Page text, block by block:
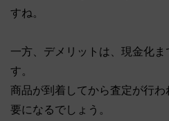
すね。
一方、デメリットは、現金化
す。
商品が到着してから査定が行
要になるでしょう。